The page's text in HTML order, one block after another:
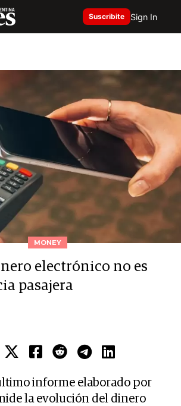
Suscribite Sign In
MONEY
electrónico no es
pasajera
informe elaborado por
la evolución del dinero